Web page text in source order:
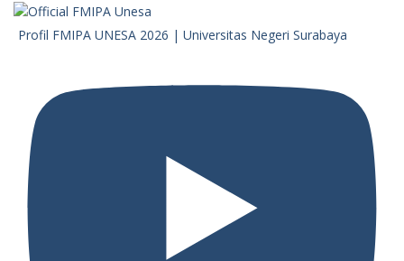
Profil FMIPA UNESA 2026 | Universitas Negeri Surabaya